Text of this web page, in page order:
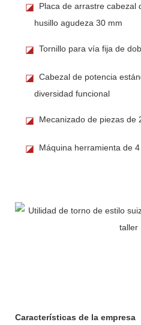
◪ Placa de arrastre cabezal
husillo agudeza 30 mm
◪ Tornillo para vía fija de
◪ Cabezal de potencia
diversidad funcional
◪ Mecanizado de piezas de
◪ Máquina herramienta de
Características de la empresa